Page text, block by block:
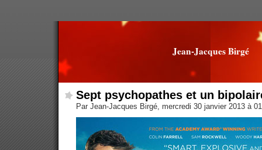
Jean-Jacques Birgé
Sept psychopathes et un
Par Jean-Jacques Birgé, mercredi 30 janvier 2013 à